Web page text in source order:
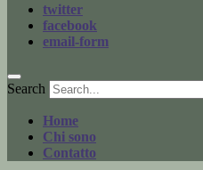
twitter
facebook
email-form
Search
Home
Chi sono
Contatto